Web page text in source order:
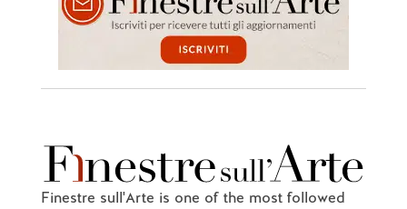
Finestre sull'Arte is one of the most followed